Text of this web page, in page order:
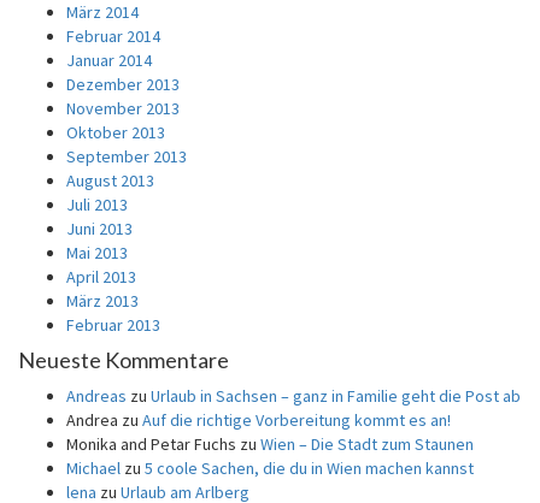
März 2014
Februar 2014
Januar 2014
Dezember 2013
November 2013
Oktober 2013
September 2013
August 2013
Juli 2013
Juni 2013
Mai 2013
April 2013
März 2013
Februar 2013
Neueste Kommentare
Andreas zu Urlaub in Sachsen – ganz in Familie geht die Post ab
Andrea zu Auf die richtige Vorbereitung kommt es an!
Monika and Petar Fuchs zu Wien – Die Stadt zum Staunen
Michael zu 5 coole Sachen, die du in Wien machen kannst
lena zu Urlaub am Arlberg